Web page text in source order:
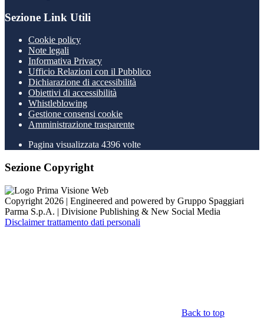
Sezione Link Utili
Cookie policy
Note legali
Informativa Privacy
Ufficio Relazioni con il Pubblico
Dichiarazione di accessibilità
Obiettivi di accessibilità
Whistleblowing
Gestione consensi cookie
Amministrazione trasparente
Pagina visualizzata 4396 volte
Sezione Copyright
Copyright 2026 | Engineered and powered by Gruppo Spaggiari
Parma S.p.A. | Divisione Publishing & New Social Media
Disclaimer trattamento dati personali
Back to top